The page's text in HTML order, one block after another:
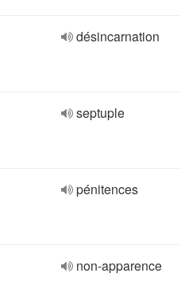
désincarnation
septuple
pénitences
non-apparence